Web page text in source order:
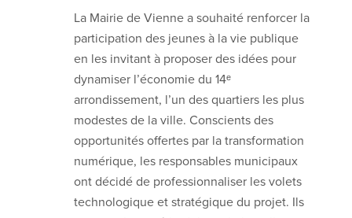
La Mairie de Vienne a souhaité renforcer la
participation des jeunes à la vie publique
en les invitant à proposer des idées pour
dynamiser l’économie du 14ᵉ
arrondissement, l’un des quartiers les plus
modestes de la ville. Conscients des
opportunités offertes par la transformation
numérique, les responsables municipaux
ont décidé de professionnaliser les volets
technologique et stratégique du projet. Ils